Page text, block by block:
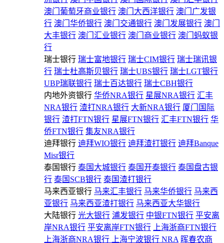
澳门葡萄牙商业银行 澳门大西洋银行 澳门广发银
行 澳门华侨银行 澳门交通银行 澳门发展银行 澳门
大丰银行 澳门汇业银行 澳门商业银行 澳门蚂蚁银
行
瑞士银行 瑞士富地银行 瑞士CIM银行 瑞士瑞讯银
行 瑞士杜高斯贝银行 瑞士UBS银行 瑞士LGT银行
UBP瑞联银行 瑞士百达银行 瑞士CBH银行
内地外资银行 华侨NRA银行 星展NRA银行 汇丰
NRA银行 渣打NRA银行 大新NRA银行 厦门国际
银行 渣打FTN银行 星展FTN银行 汇丰FTN银行 华
侨FTN银行 集友NRA银行
迪拜银行 迪拜WIO银行 迪拜渣打银行 迪拜Banque
Misr银行
泰国银行 泰国大城银行 泰国开泰银行 泰国盘古银
行 泰国SCB银行 泰国渣打银行
马来西亚银行 马来汇丰银行 马来华侨银行 马来西
亚银行 马来西亚渣打银行 马来西亚大华银行
大陆银行 光大银行 浦发银行 中银FTN银行 平安离
岸NRA银行 平安离岸FTN银行
上海浙商FTN银行
上海浙商NRA银行
上海宁波银行 NRA 晖春农商